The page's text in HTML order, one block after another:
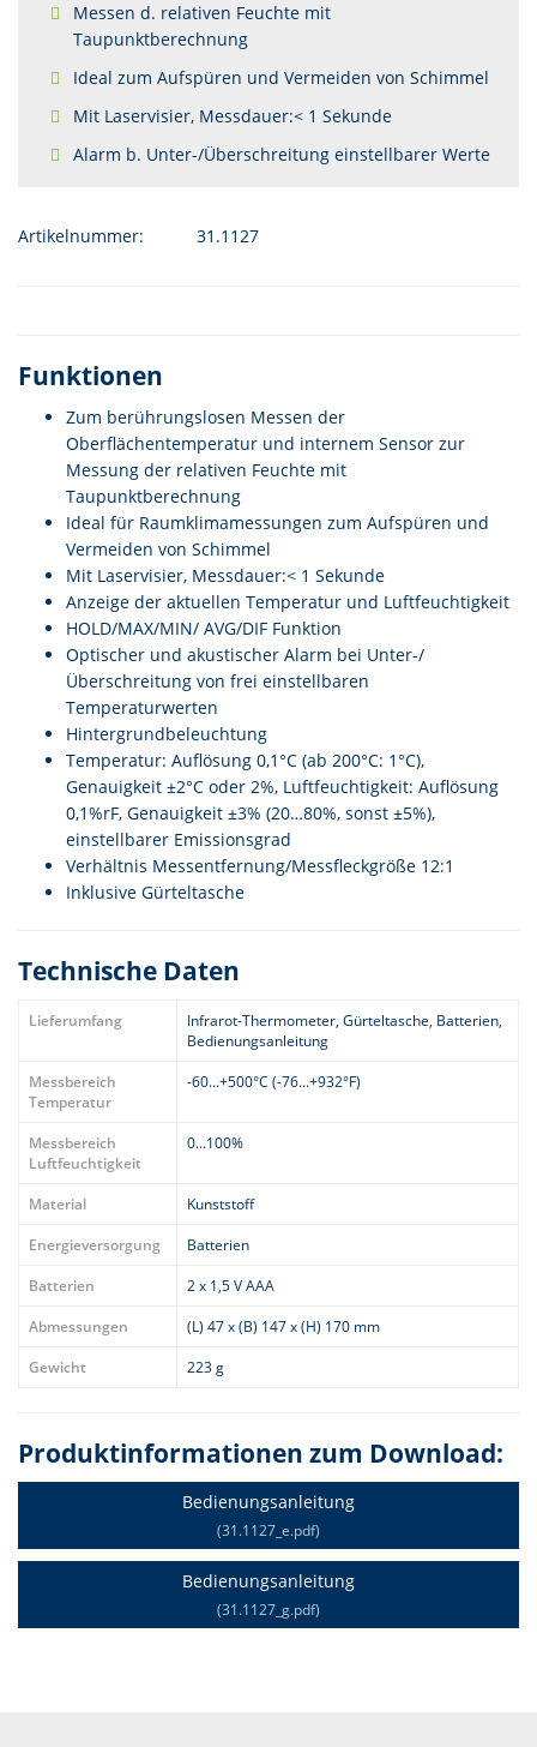
Messen d. relativen Feuchte mit
Taupunktberechnung
Ideal zum Aufspüren und Vermeiden von Schimmel
Mit Laservisier, Messdauer:< 1 Sekunde
Alarm b. Unter-/Überschreitung einstellbarer Werte
Artikelnummer: 31.1127
Funktionen
Zum berührungslosen Messen der
Oberflächentemperatur und internem Sensor zur
Messung der relativen Feuchte mit
Taupunktberechnung
Ideal für Raumklimamessungen zum Aufspüren und
Vermeiden von Schimmel
Mit Laservisier, Messdauer:< 1 Sekunde
Anzeige der aktuellen Temperatur und Luftfeuchtigkeit
HOLD/MAX/MIN/ AVG/DIF Funktion
Optischer und akustischer Alarm bei Unter-/
Überschreitung von frei einstellbaren
Temperaturwerten
Hintergrundbeleuchtung
Temperatur: Auflösung 0,1°C (ab 200°C: 1°C),
Genauigkeit ±2°C oder 2%, Luftfeuchtigkeit: Auflösung
0,1%rF, Genauigkeit ±3% (20…80%, sonst ±5%),
einstellbarer Emissionsgrad
Verhältnis Messentfernung/Messfleckgröße 12:1
Inklusive Gürteltasche
Technische Daten
Lieferumfang
Infrarot-Thermometer, Gürteltasche, Batterien,
Bedienungsanleitung
Messbereich
Temperatur
-60...+500°C (-76...+932°F)
Messbereich
Luftfeuchtigkeit
0...100%
Material
Kunststoff
Energieversorgung
Batterien
Batterien
2 x 1,5 V AAA
Abmessungen
(L) 47 x (B) 147 x (H) 170 mm
Gewicht
223 g
Produktinformationen zum Download:
Bedienungsanleitung
(31.1127_e.pdf)
Bedienungsanleitung
(31.1127_g.pdf)